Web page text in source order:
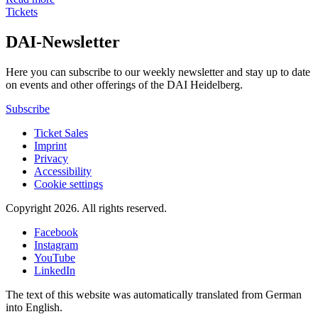
Tickets
DAI-Newsletter
Here you can subscribe to our weekly newsletter and stay up to date
on events and other offerings of the DAI Heidelberg.
Subscribe
Ticket Sales
Imprint
Privacy
Accessibility
Cookie settings
Copyright 2026. All rights reserved.
Facebook
Instagram
YouTube
LinkedIn
The text of this website was automatically translated from German
into English.